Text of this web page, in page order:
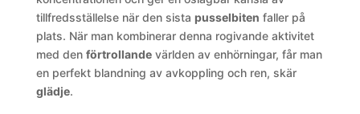
tillfredsställelse när den sista pusselbiten faller på
plats. När man kombinerar denna rogivande aktivitet
med den förtrollandevärlden av enhörningar, får man
en perfekt blandning av avkoppling och ren, skär
glädje.